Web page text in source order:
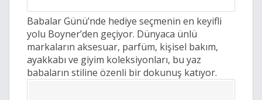
Babalar Günü’nde hediye seçmenin en keyifli
yolu Boyner’den geçiyor. Dünyaca ünlü
markaların aksesuar, parfüm, kişisel bakım,
ayakkabı ve giyim koleksiyonları, bu yaz
babaların stiline özenli bir dokunuş katıyor.